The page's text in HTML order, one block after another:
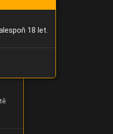
18 let.